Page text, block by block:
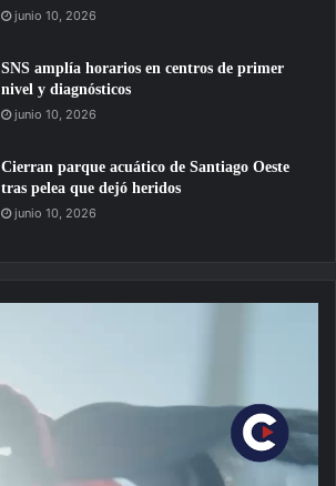
junio 10, 2026
SNS amplía horarios en centros de primer
nivel y diagnósticos
junio 10, 2026
Cierran parque acuático de Santiago Oeste
tras pelea que dejó heridos
junio 10, 2026